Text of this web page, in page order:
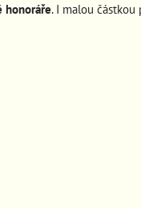
honoráře. I malou